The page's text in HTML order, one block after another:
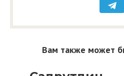
Вам также может